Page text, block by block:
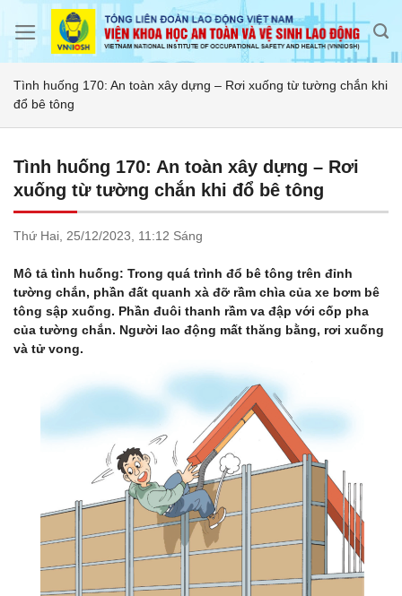
Tình huống 170: An toàn xây dựng – Rơi xuống từ tường chắn khi
đổ bê tông
Tình huống 170: An toàn xây dựng – Rơi
xuống từ tường chắn khi đổ bê tông
Thứ Hai, 25/12/2023, 11:12 Sáng
Mô tả tình huống: Trong quá trình đổ bê tông trên đỉnh
tường chắn, phần đất quanh xà đỡ rầm chìa của xe bơm bê
tông sập xuống. Phần đuôi thanh rầm va đập với cốp pha
của tường chắn. Người lao động mất thăng bằng, rơi xuống
và tử vong.